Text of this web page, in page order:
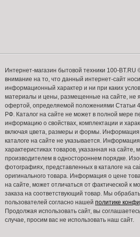
Интернет-магазин бытовой техники 100-
внимание на то, что данный интернет-сайт
информационный характер и ни при каких
материалы и цены, размещенные на сайте, не
офертой, определяемой положениями Статьи
РФ. Каталог на сайте не может в полной мере
информацию о свойствах, комплектации и
включая цвета, размеры и формы. Информация
каталоге на сайте не указывается.
характеристиках товаров, указанная на
производителем в одностороннем порядке.
фотографиях, представленных в каталоге на
оригинального товара. Информация о цене
на сайте, может отличаться от фактической к
заказа на соответствующий товар. Мы
пользователей согласно нашей политике
Продолжая использовать сайт, вы
случае, просим вас не использовать наш сайт.